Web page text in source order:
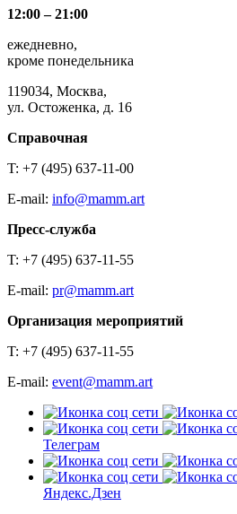
12:00 – 21:00
ежедневно,
кроме понедельника
119034, Москва,
ул. Остоженка, д. 16
Справочная
T: +7 (495) 637-11-00
E-mail: info@mamm.art
Пресс-служба
T: +7 (495) 637-11-55
E-mail: pr@mamm.art
Организация мероприятий
T: +7 (495) 637-11-55
E-mail: event@mamm.art
Телеграм
Яндекс.Дзен